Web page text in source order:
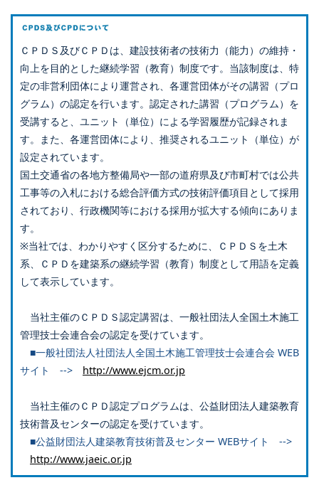
ＣＰＤＳ及びＣＰＤは、建設技術者の技術力（能力）の維持・
向上を目的とした継続学習（教育）制度です。当該制度は、特
定の非営利団体により運営され、各運営団体がその講習（プロ
グラム）の認定を行います。認定された講習（プログラム）を
受講すると、ユニット（単位）による学習履歴が記録されま
す。また、各運営団体により、推奨されるユニット（単位）が
設定されています。
国土交通省の各地方整備局や一部の道府県及び市町村では公共
工事等の入札における総合評価方式の技術評価項目として採用
されており、行政機関等における採用が拡大する傾向にありま
す。
※当社では、わかりやすく区分するために、ＣＰＤＳを土木
系、ＣＰＤを建築系の継続学習（教育）制度として用語を定義
して表示しています。
当社主催のＣＰＤＳ認定講習は、一般社団法人全国土木施工
管理技士会連合会の認定を受けています。
■一般社団法人社団法人全国土木施工管理技士会連合会 WEB
サイト --> http://www.ejcm.or.jp
当社主催のＣＰＤ認定プログラムは、公益財団法人建築教育
技術普及センターの認定を受けています。
■公益財団法人建築教育技術普及センター WEBサイト -->
http://www.jaeic.or.jp